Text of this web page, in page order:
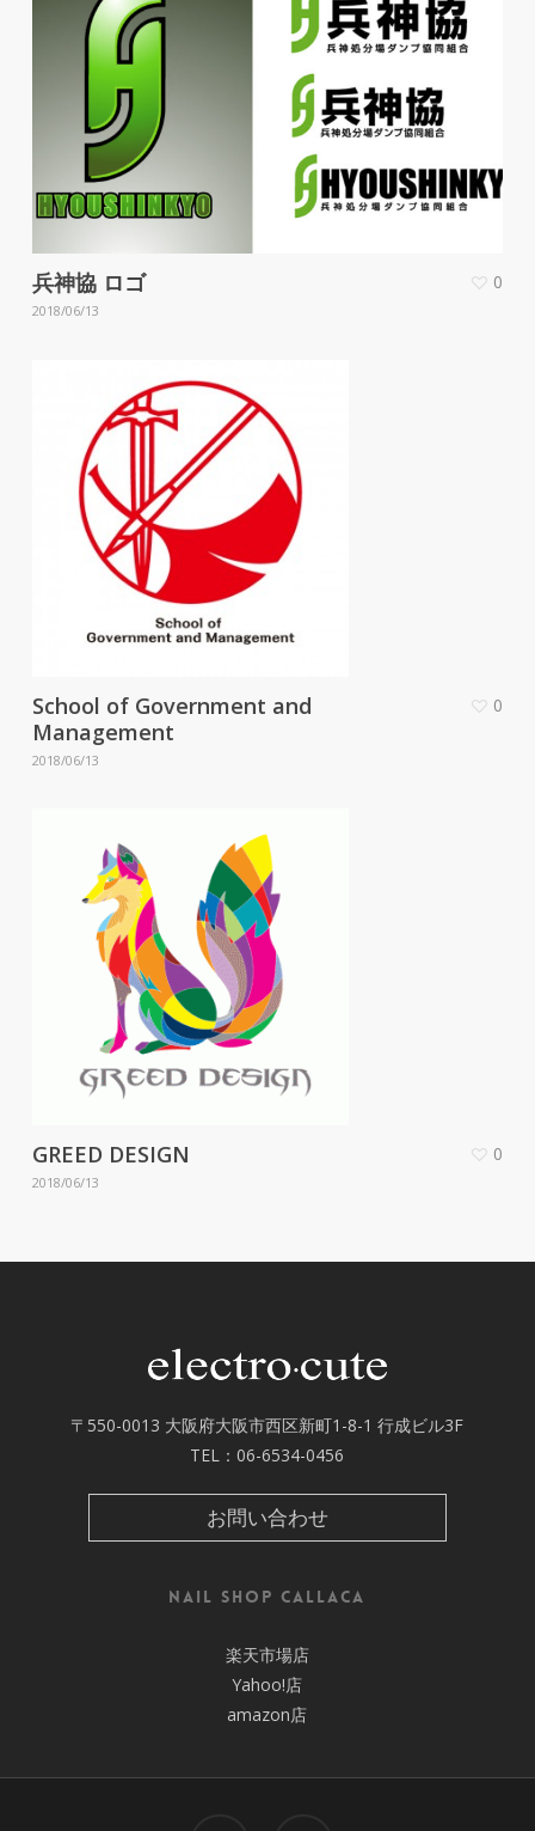
兵神協 ロゴ
2018/06/13
0
School of Government and
Management
2018/06/13
0
GREED DESIGN
2018/06/13
0
〒550-0013 大阪府大阪市西区新町1-8-1 行成ビル3F
TEL：06-6534-0456
お問い合わせ
nail shop callaca
楽天市場店
Yahoo!店
amazon店